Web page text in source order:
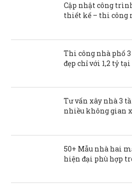
Cập nhật công
thiết kế – thi công
Thi công nhà phố
đẹp chỉ với 1,2 tỷ
Tư vấn xây nhà 3
nhiều không gian
50+ Mẫu nhà hai
hiện đại phù hợp